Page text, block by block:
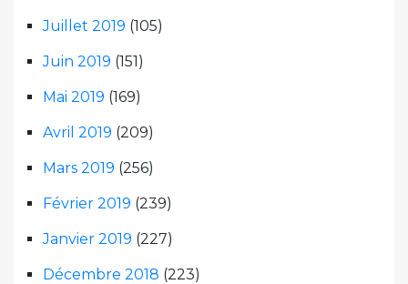
Juillet 2019 (105)
Juin 2019 (151)
Mai 2019 (169)
Avril 2019 (209)
Mars 2019 (256)
Février 2019 (239)
Janvier 2019 (227)
Décembre 2018 (223)